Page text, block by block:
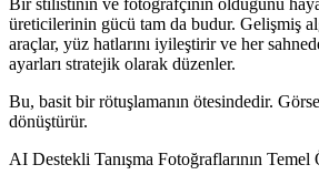
üreticilerinin gücü tam da budur. Gelişmiş
araçlar, yüz hatlarını iyileştirir ve her
ayarları stratejik olarak düzenler.
Bu, basit bir rötuşlamanın ötesindedir.
dönüştürür.
AI Destekli Tanışma Fotoğraflarının